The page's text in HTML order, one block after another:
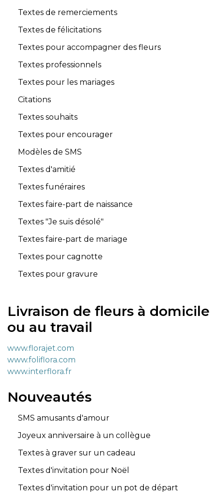
Textes de remerciements
Textes de félicitations
Textes pour accompagner des fleurs
Textes professionnels
Textes pour les mariages
Citations
Textes souhaits
Textes pour encourager
Modèles de SMS
Textes d'amitié
Textes funéraires
Textes faire-part de naissance
Textes "Je suis désolé"
Textes faire-part de mariage
Textes pour cagnotte
Textes pour gravure
Livraison de fleurs à domicile
ou au travail
www.florajet.com
www.foliflora.com
www.interflora.fr
Nouveautés
SMS amusants d'amour
Joyeux anniversaire à un collègue
Textes à graver sur un cadeau
Textes d'invitation pour Noël
Textes d'invitation pour un pot de départ